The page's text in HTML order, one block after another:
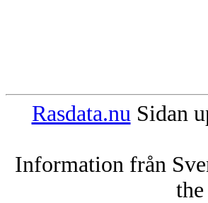
Rasdata.nu Sidan
Information från